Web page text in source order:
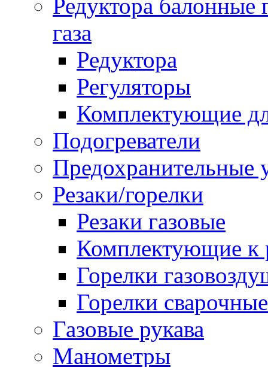
Редуктора балонные
газа
Редуктора
Регуляторы
Комплектующие
Подогреватели
Предохранительные
Резаки/горелки
Резаки газовые
Комплектующие к
Горелки
Горелки сварочные
Газовые рукава
Манометры